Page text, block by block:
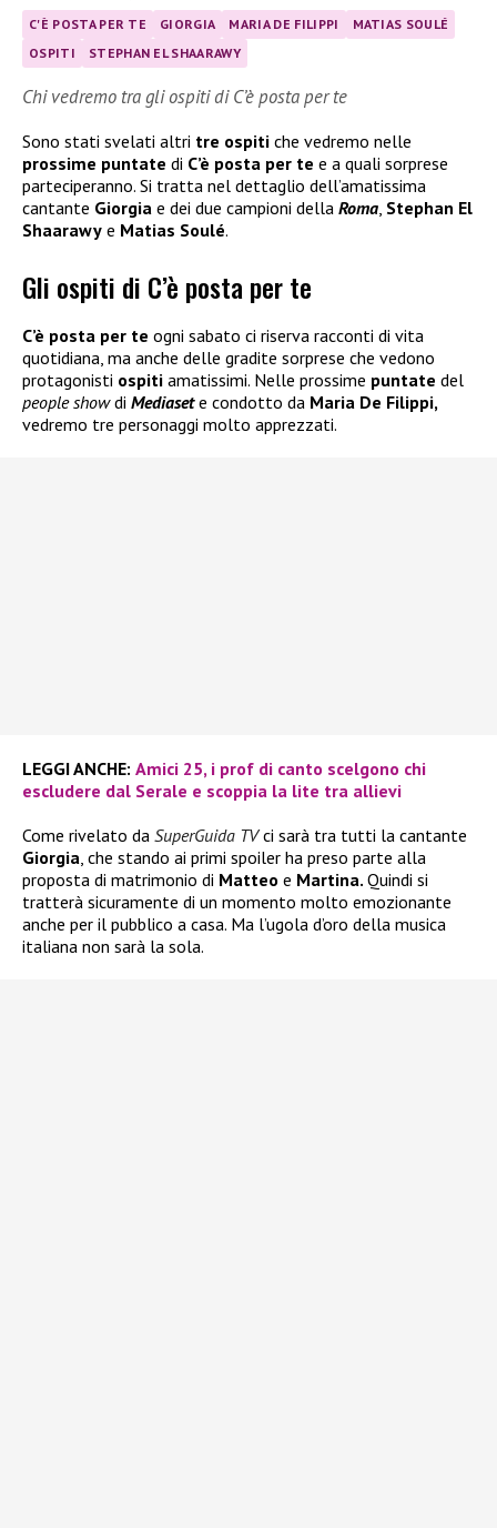
C'È POSTA PER TE GIORGIA MARIA DE FILIPPI
MATIAS SOULÉ
OSPITI
STEPHAN EL SHAARAWY
Chi vedremo tra gli ospiti di C’è posta per te
Sono stati svelati altri tre ospiti che vedremo nelle
prossime puntate di C’è posta per te e a quali sorprese
parteciperanno. Si tratta nel dettaglio dell’amatissima
cantante Giorgia e dei due campioni della Roma, Stephan El
Shaarawy e Matias Soulé.
Gli ospiti di C’è posta per te
C’è posta per te ogni sabato ci riserva racconti di vita
quotidiana, ma anche delle gradite sorprese che vedono
protagonisti ospiti amatissimi. Nelle prossime puntate del
people showdi Mediasete condotto da Maria De Filippi,
vedremo tre personaggi molto apprezzati.
LEGGI ANCHE: Amici 25, i prof di canto scelgono chi
escludere dal Serale e scoppia la lite tra allievi
Come rivelato da SuperGuida TVci sarà tra tutti la cantante
Giorgia , che stando ai primi spoiler ha preso parte alla
proposta di matrimonio di Matteo e Martina. Quindi si
tratterà sicuramente di un momento molto emozionante
anche per il pubblico a casa. Ma l’ugola d’oro della musica
italiana non sarà la sola.